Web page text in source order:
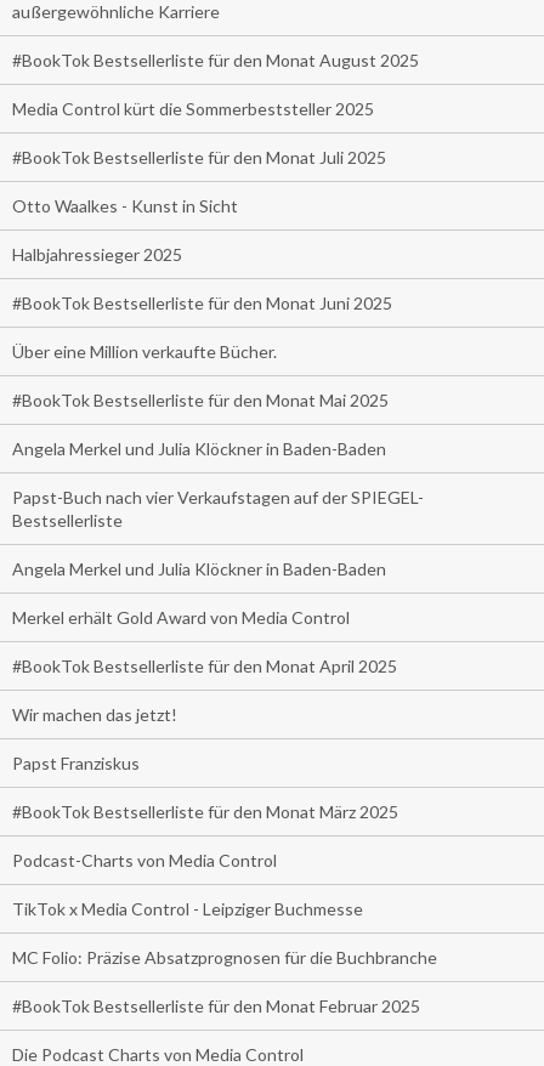
außergewöhnliche Karriere
#BookTok Bestsellerliste für den Monat August 2025
Media Control kürt die Sommerbeststeller 2025
#BookTok Bestsellerliste für den Monat Juli 2025
Otto Waalkes - Kunst in Sicht
Halbjahressieger 2025
#BookTok Bestsellerliste für den Monat Juni 2025
Über eine Million verkaufte Bücher.
#BookTok Bestsellerliste für den Monat Mai 2025
Angela Merkel und Julia Klöckner in Baden-Baden
Papst-Buch nach vier Verkaufstagen auf der SPIEGEL-
Bestsellerliste
Angela Merkel und Julia Klöckner in Baden-Baden
Merkel erhält Gold Award von Media Control
#BookTok Bestsellerliste für den Monat April 2025
Wir machen das jetzt!
Papst Franziskus
#BookTok Bestsellerliste für den Monat März 2025
Podcast-Charts von Media Control
TikTok x Media Control - Leipziger Buchmesse
MC Folio: Präzise Absatzprognosen für die Buchbranche
#BookTok Bestsellerliste für den Monat Februar 2025
Die Podcast Charts von Media Control